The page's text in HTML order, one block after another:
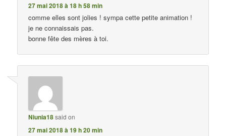
27 mai 2018 à 18 h 58 min
comme elles sont jolies ! sympa cette petite animation !
je ne connaissais pas.
bonne fête des mères à toi.
Niunia18said on
27 mai 2018 à 19 h 20 min